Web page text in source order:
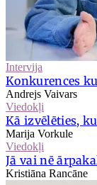
Intervija
Konkurences
Andrejs Vaivars
Viedokļi
Kā izvēlēties,
Marija Vorkule
Viedokļi
Jā vai nē
Kristiāna Rancāne